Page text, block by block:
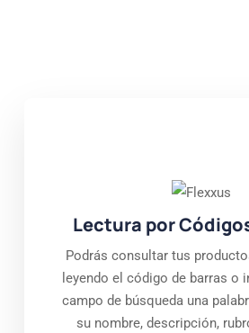
Lectura por
Podrás consultar tus
leyendo el código de barras o
campo de búsqueda una
su nombre, descripción,